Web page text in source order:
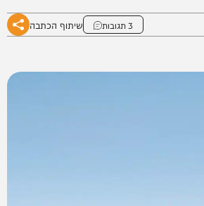
3 תגובות שיתוף הכתבה